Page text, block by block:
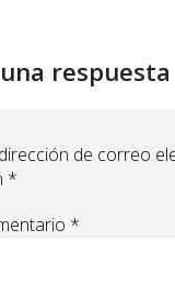
respuesta
de correo
*
*